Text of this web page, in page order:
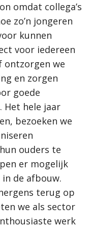
omdat collega’s
zo’n jongeren
kunnen
voor iedereen
ontzorgen we
en zorgen
goede
Het hele jaar
bezoeken we
ouders te
er mogelijk
de afbouw.
terug op
we als sector
werk